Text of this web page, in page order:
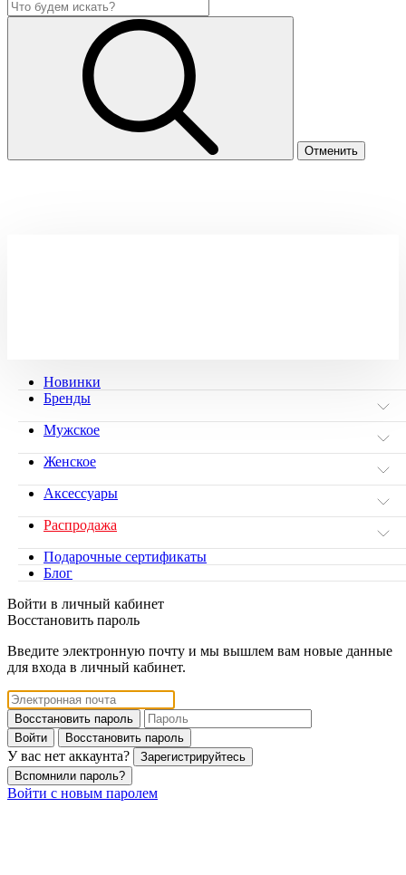
Новинки
Бренды
Мужское
Женское
Аксессуары
Распродажа
Подарочные сертификаты
Блог
Войти в личный кабинет
Восстановить пароль
Введите электронную почту и мы вышлем вам новые данные
для входа в личный кабинет.
Восстановить пароль
Войти
Восстановить пароль
У вас нет аккаунта?
Зарегистрируйтесь
Вспомнили пароль?
Войти с новым паролем